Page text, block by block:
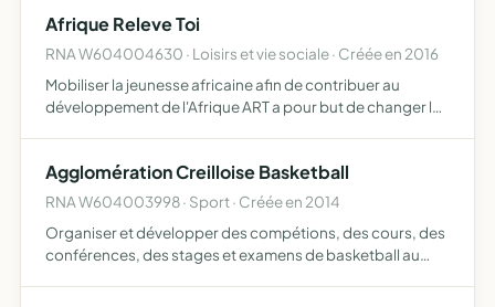
Afrique Releve Toi
RNA W604004630 · Loisirs et vie sociale · Créée en 2016
Mobiliser la jeunesse africaine afin de contribuer au
développement de l'Afrique ART a pour but de changer la
Agglomération Creilloise Basketball
RNA W604003998 · Sport · Créée en 2014
Organiser et développer des compétions, des cours, des
conférences, des stages et examens de basketball au